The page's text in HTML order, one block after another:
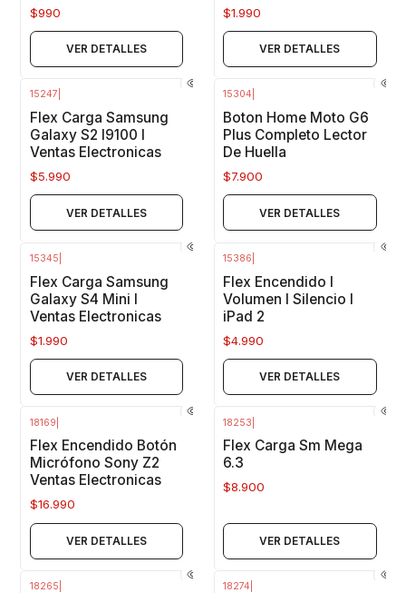
$990
VER DETALLES
$1.990
VER DETALLES
15247
Flex Carga Samsung
Galaxy S2 I9100 I
Ventas Electronicas
$5.990
VER DETALLES
15304
Boton Home Moto G6
Plus Completo Lector
De Huella
$7.900
VER DETALLES
15345
Flex Carga Samsung
Galaxy S4 Mini I
Ventas Electronicas
$1.990
VER DETALLES
15386
Flex Encendido I
Volumen I Silencio I
iPad 2
$4.990
VER DETALLES
18169
Flex Encendido Botón
Micrófono Sony Z2
Ventas Electronicas
$16.990
VER DETALLES
18253
Flex Carga Sm Mega
6.3
$8.900
VER DETALLES
18265 18274